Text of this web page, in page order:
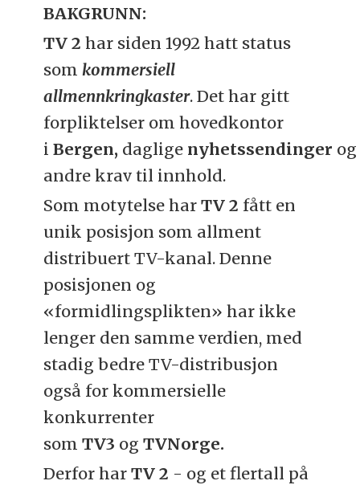
BAKGRUNN:
TV 2 har siden 1992 hatt status
som kommersiell
allmennkringkaster. Det har gitt
forpliktelser om hovedkontor
i Bergen, daglige nyhetssendinger og
andre krav til innhold.
Som motytelse har TV 2 fått en
unik posisjon som allment
distribuert TV-kanal. Denne
posisjonen og
«formidlingsplikten» har ikke
lenger den samme verdien, med
stadig bedre TV-distribusjon
også for kommersielle
konkurrenter
som TV3 og TVNorge.
Derfor har TV 2 - og et flertall på